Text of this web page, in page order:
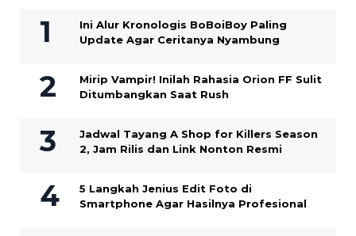
Ini Alur Kronologis BoBoiBoy Paling
Update Agar Ceritanya Nyambung
Mirip Vampir! Inilah Rahasia Orion FF Sulit
Ditumbangkan Saat Rush
Jadwal Tayang A Shop for Killers Season
2, Jam Rilis dan Link Nonton Resmi
5 Langkah Jenius Edit Foto di
Smartphone Agar Hasilnya Profesional